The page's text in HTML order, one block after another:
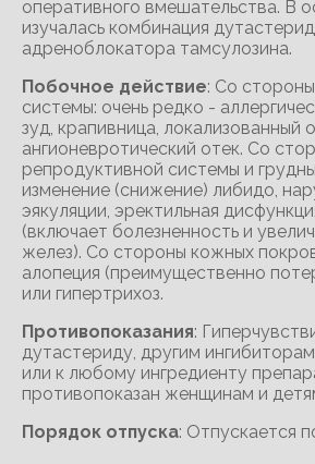
оперативного вмешательства. В
изучалась комбинация
адреноблокатора тамсулозина.
Побочное действие: Со
системы: очень редко -
зуд, крапивница, локализованный
ангионевротический отек. Со
репродуктивной системы и
изменение (снижение) либидо,
эякуляции, эректильная
(включает болезненность и
желез). Со стороны кожных
алопеция (преимущественно
или гипертрихоз.
Противопоказания:
дутастериду, другим
или к любому ингредиенту
противопоказан женщинам и
Порядок отпуска: Отпускается